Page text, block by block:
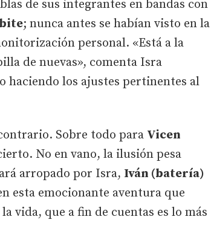
de sus integrantes en bandas con
; nunca antes se habían visto en la
personal. «Está a la
de nuevas», comenta Isra
haciendo los ajustes pertinentes al
Sobre todo para Vicen
No en vano, la ilusión pesa
arropado por Isra, Iván (batería)
esta emocionante aventura que
vida, que a fin de cuentas es lo más